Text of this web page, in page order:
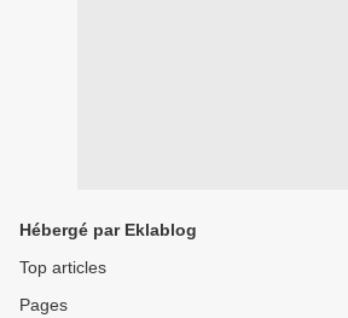
Hébergé par Eklablog
Top articles
Pages